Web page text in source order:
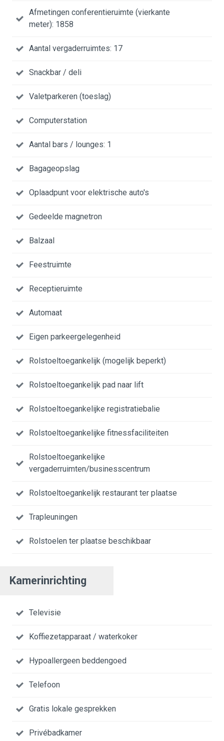
Afmetingen conferentieruimte (vierkante
meter): 1858
Aantal vergaderruimtes: 17
Snackbar / deli
Valetparkeren (toeslag)
Computerstation
Aantal bars / lounges: 1
Bagageopslag
Oplaadpunt voor elektrische auto's
Gedeelde magnetron
Balzaal
Feestruimte
Receptieruimte
Automaat
Eigen parkeergelegenheid
Rolstoeltoegankelijk (mogelijk beperkt)
Rolstoeltoegankelijk pad naar lift
Rolstoeltoegankelijke registratiebalie
Rolstoeltoegankelijke fitnessfaciliteiten
Rolstoeltoegankelijke
vergaderruimten/businesscentrum
Rolstoeltoegankelijk restaurant ter plaatse
Trapleuningen
Rolstoelen ter plaatse beschikbaar
Kamerinrichting
Televisie
Koffiezetapparaat / waterkoker
Hypoallergeen beddengoed
Telefoon
Gratis lokale gesprekken
Privébadkamer